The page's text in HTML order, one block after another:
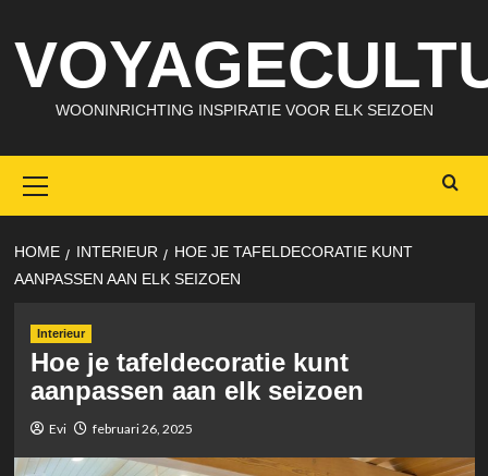
to
content
WOONINRICHTING INSPIRATIE VOOR ELK SEIZOEN
Menu
HOME INTERIEUR
HOE JE TAFELDECORATIE KUNT
AANPASSEN AAN ELK SEIZOEN
Interieur
Hoe je tafeldecoratie kunt
aanpassen aan elk seizoen
Evi februari 26, 2025